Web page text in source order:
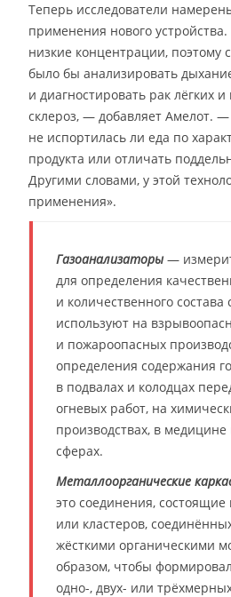
Теперь исследователи
применения нового
низкие концентрации,
было бы анализировать
и диагностировать рак лёгких
склероз, — добавляет Амелот.
не испортилась ли еда по
продукта или отличать
Другими словами, у этой
применения».
Газоанализаторы—
для определения
и количественного состава
используют на
и пожароопасных
определения содержания
в подвалах и колодцах
огневых работ, на
производствах, в медицине
сферах.
Металлоорганические
это соединения,
или кластеров,
жёсткими органическими
образом, чтобы
одно-, двух- или